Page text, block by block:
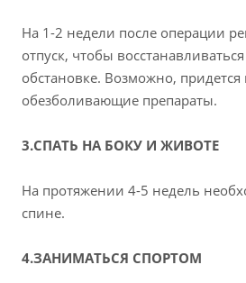
На 1-2 недели после операции
отпуск, чтобы
обстановке. Возможно,
обезболивающие препараты.
3.СПАТЬ НА БОКУ И ЖИВОТЕ
На протяжении 4-5 недель
спине.
4.ЗАНИМАТЬСЯ СПОРТОМ